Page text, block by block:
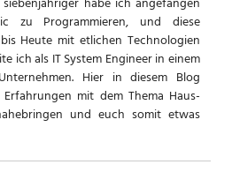
siebenjähriger habe ich angefangen
zu Programmieren, und diese
Heute mit etlichen Technologien
ich als IT System Engineer in einem
Hier in diesem Blog
mit dem Thema Haus-
und euch somit etwas